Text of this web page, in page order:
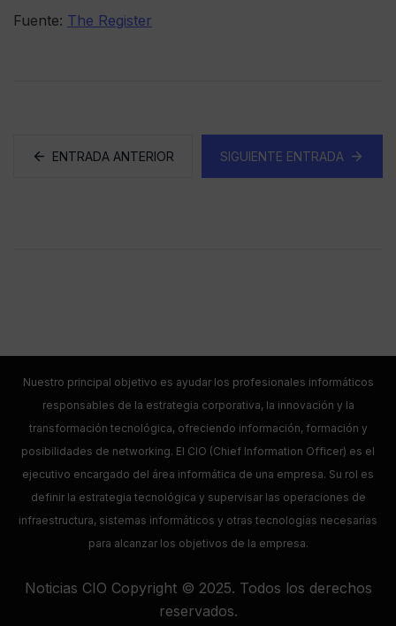
Fuente: The Register
ENTRADA ANTERIOR SIGUIENTE ENTRADA
Nuestro principal objetivo es ayudar los profesionales informáticos
responsables de la estrategia corporativa, la innovación y la
transformación tecnológica, ofreciendo información, formación y
posibilidades de networking. El CIO (Chief Information Officer) es el
ejecutivo encargado del área informática de una empresa. Su rol es
definir la estrategia tecnológica y supervisar las operaciones de
infraestructura, sistemas informáticos y otras tecnologías necesarias
para alcanzar los objetivos de la empresa.
Noticias CIO Copyright © 2025. Todos los derechos
reservados.